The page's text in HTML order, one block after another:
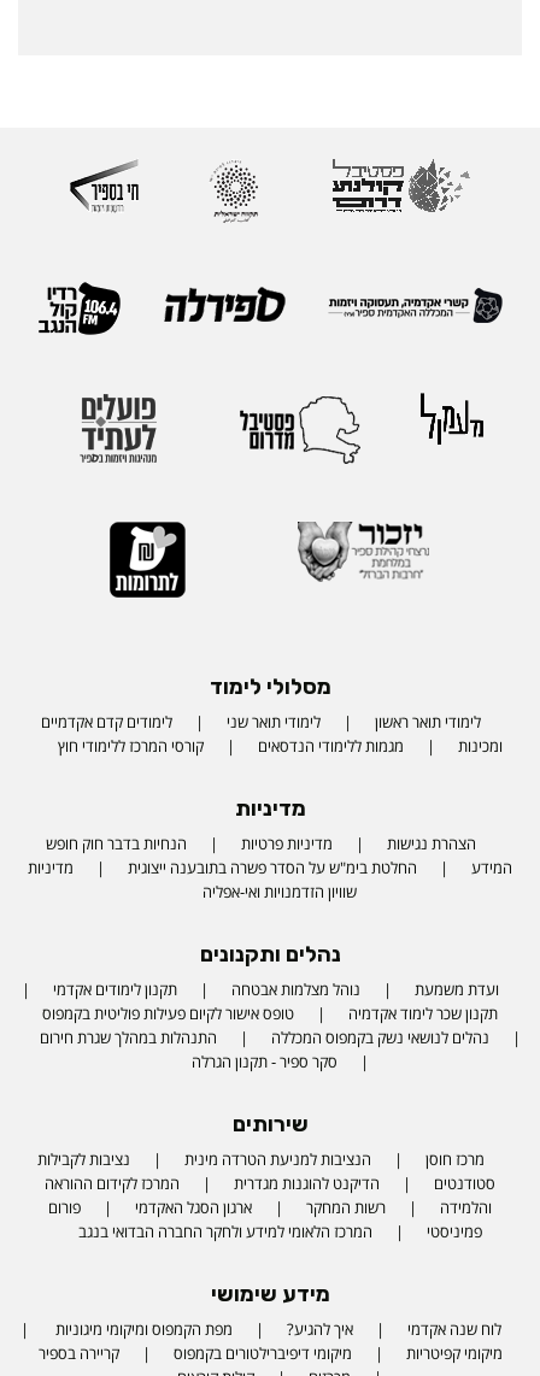
מסלולי לימוד
לימודי תואר ראשון לימודי תואר שני
לימודים קדם אקדמיים
ומכינות
מגמות ללימודי הנדסאים קורסי המרכז ללימודי חוץ
מדיניות
הצהרת נגישות מדיניות פרטיות
הנחיות בדבר חוק חופש
המידע
החלטת בימ"ש על הסדר פשרה בתובענה ייצוגית
מדיניות
שוויון הזדמנויות ואי-אפליה
נהלים ותקנונים
ועדת משמעת נוהל מצלמות אבטחה
תקנון לימודים אקדמי
תקנון שכר לימוד אקדמיה
טופס אישור לקיום פעילות פוליטית בקמפוס
נהלים לנושאי נשק בקמפוס המכללה
התנהלות במהלך שגרת חירום
סקר ספיר - תקנון הגרלה
שירותים
מרכז חוסן הנציבות למניעת הטרדה מינית
נציבות לקבילות
סטודנטים
הדיקנט להוגנות מגדרית
המרכז לקידום ההוראה
והלמידה
רשות המחקר ארגון הסגל האקדמי
פורום
פמיניסטי
המרכז הלאומי למידע ולחקר החברה הבדואי בנגב
מידע שימושי
לוח שנה אקדמי איך להגיע?
מפת הקמפוס ומיקומי מיגוניות
מיקומי קפיטריות
מיקומי דיפיברילטורים בקמפוס
קריירה בספיר